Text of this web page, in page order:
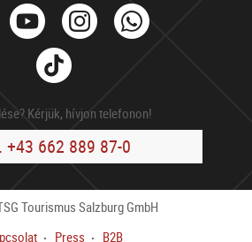
YoutubeInstagram
Tik
Tok
Kérjük, hívjon telefonon!
+43 662 889 87-0
Tourismus Salzburg GmbH
Press B2B